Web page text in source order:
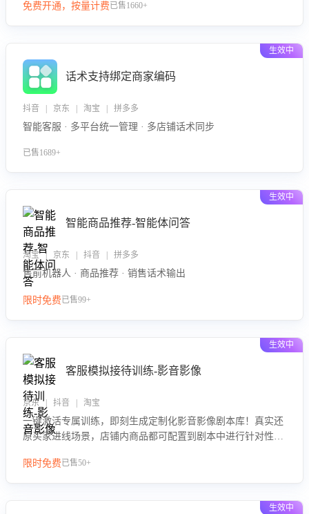
免费开通，按量计费已售1660+
生效中
话术支持绑定商家编码
抖音 | 京东 | 淘宝 | 拼多多
智能客服 · 多平台统一管理 · 多店铺话术同步
已售1689+
生效中
智能商品推荐-智能体问答
淘宝 | 京东 | 抖音 | 拼多多
售前机器人 · 商品推荐 · 销售话术输出
限时免费已售99+
生效中
客服模拟接待训练-影音影像
京东 | 抖音 | 淘宝
一键激活专属训练，即刻生成定制化影音影像剧本库！真实还
原买家进线场景，店铺内商品都可配置到剧本中进行针对性训
即开通”，快速获取影音影像类目剧本，一键开启客服培训。
限时免费已售50+
生效中